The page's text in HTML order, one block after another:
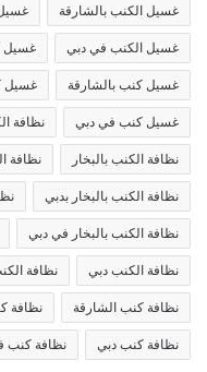
غسيل الكنب بالشارقة
غسيل الكنب في دبي غسيل
غسيل كنب بالشارقة غسيل
غسيل كنب في دبي نظافة
نظافة الكنب بالبخار نظافة
نظافة الكنب بالبخار بدبي
نظافة الكنب بالبخار في دبي
نظافة الكنب دبي نظافة
نظافة كنب الشارقة نظافة
نظافة كنب دبي نظافة كنب